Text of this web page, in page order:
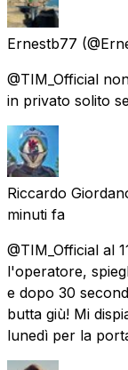
Ernestb77
@TIM_Official
in privato solito
Riccardo
minuti fa
@TIM_Official al
l'operatore,
e dopo 30
butta giù! Mi
lunedì per la